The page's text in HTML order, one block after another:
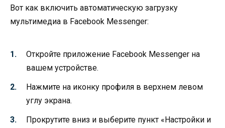
Вот как включить автоматическую загрузку
мультимедиа в Facebook Messenger:
Откройте приложение Facebook Messenger на
вашем устройстве.
Нажмите на иконку профиля в верхнем левом
углу экрана.
Прокрутите вниз и выберите пункт «Настройки и